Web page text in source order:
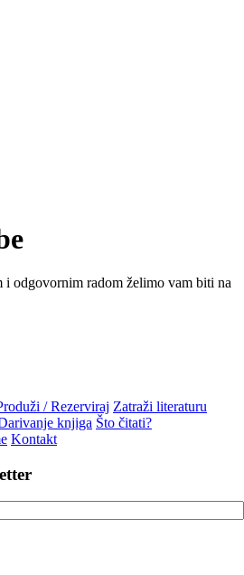
i odgovornim radom želimo vam biti na
/ Rezerviraj Zatraži literaturu
knjiga Što čitati?
Kontakt